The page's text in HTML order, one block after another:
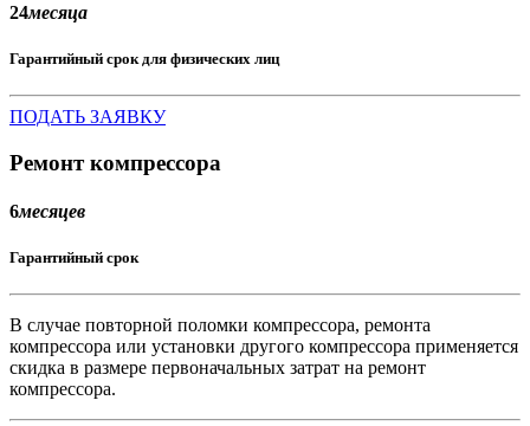
24месяца
Гарантийный срок для физических лиц
ПОДАТЬ ЗАЯВКУ
Ремонт компрессора
6месяцев
Гарантийный срок
В случае повторной поломки компрессора, ремонта
компрессора или установки другого компрессора применяется
скидка в размере первоначальных затрат на ремонт
компрессора.